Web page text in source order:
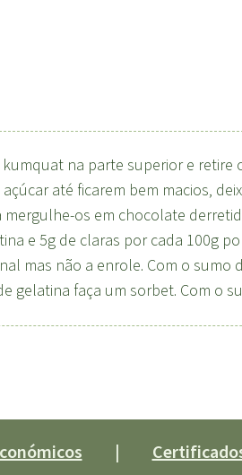
na parte superior e retire
até ficarem bem macios,
mergulhe-os em chocolate
e 5g de claras por cada 100g
mas não a enrole. Com o sumo
gelatina faça um sorbet. Com o
|